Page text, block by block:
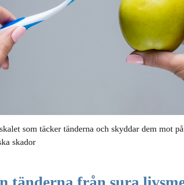
som täcker tänderna och skyddar dem mot
skador